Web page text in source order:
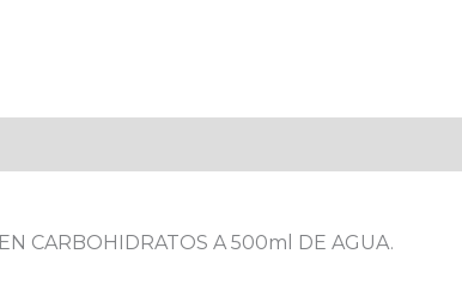
CARBOHIDRATOS A 500ml DE AGUA.